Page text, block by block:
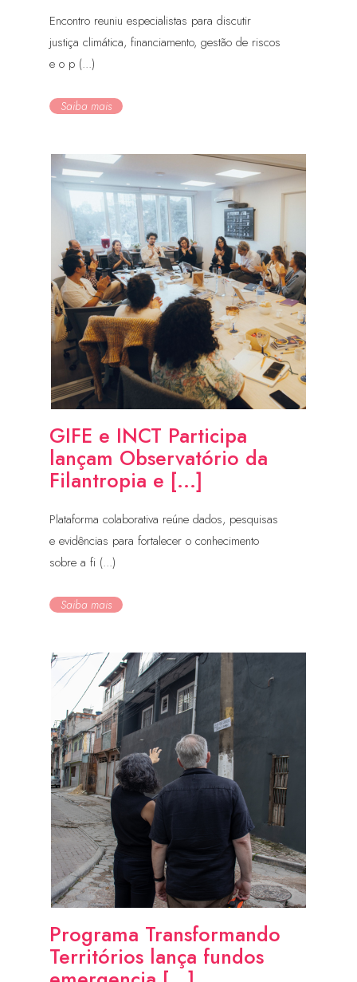
Encontro reuniu especialistas para discutir
justiça climática, financiamento, gestão de riscos
e o p (...)
Saiba mais
GIFE e INCT Participa
lançam Observatório da
Filantropia e [...]
Plataforma colaborativa reúne dados, pesquisas
e evidências para fortalecer o conhecimento
sobre a fi (...)
Saiba mais
Programa Transformando
Territórios lança fundos